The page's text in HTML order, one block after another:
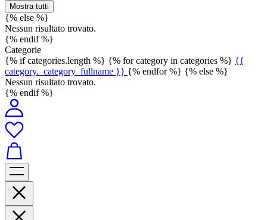
Mostra tutti
{% else %}
Nessun risultato trovato.
{% endif %}
Categorie
{% if categories.length %} {% for category in categories %} {{
category._category_fullname }} {% endfor %} {% else %}
Nessun risultato trovato.
{% endif %}